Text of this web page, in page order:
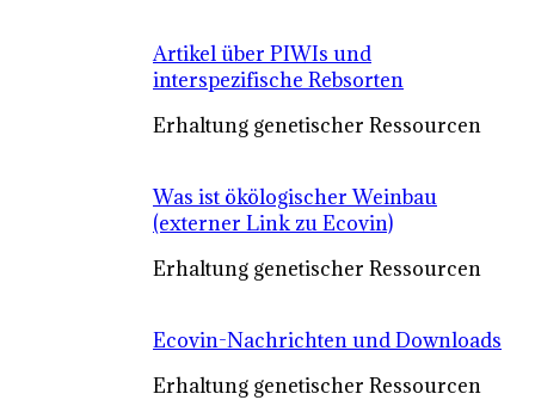
Artikel über PIWIs und
interspezifische Rebsorten
Erhaltung genetischer Ressourcen
Was ist ökölogischer Weinbau
(externer Link zu Ecovin)
Erhaltung genetischer Ressourcen
Ecovin-Nachrichten und Downloads
Erhaltung genetischer Ressourcen